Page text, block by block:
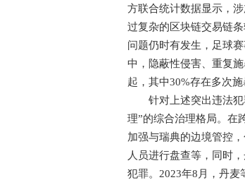
方联合统计数据显示，
过复杂的区块链交易链
问题仍时有发生，足球
中，隐蔽性侵害、重复
起，其中30%存在多次施
针对上述突出违法犯
理”的综合治理格局。在
加强与瑞典的边境管控
人员进行盘查等，同时
犯罪。2023年8月，丹麦